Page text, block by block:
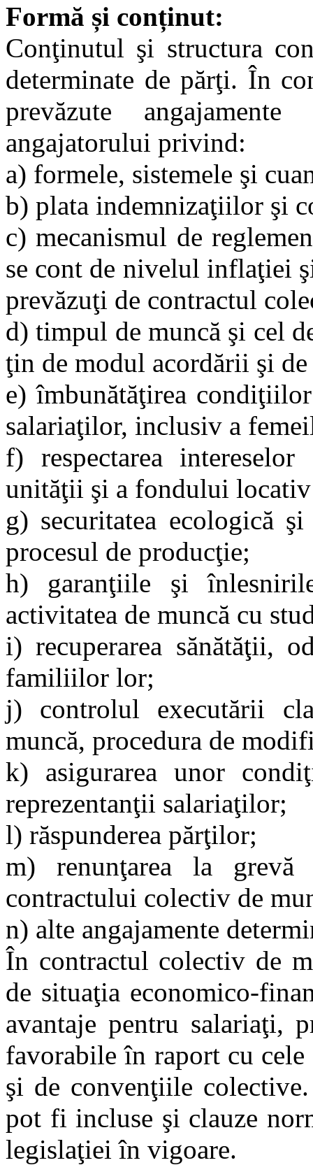
Formă și conținut:
Conţinutul şi structura
determinate de părţi. În
prevăzute
angajatorului privind:
a) formele, sistemele şi
b) plata indemnizaţiilor şi
c) mecanismul de
se cont de nivelul inflaţiei
prevăzuţi de contractul
d) timpul de muncă şi cel
ţin de modul acordării şi
e) îmbunătăţirea
salariaţilor, inclusiv a
f) respectarea
unităţii şi a fondului locativ
g) securitatea ecologică
procesul de producţie;
h) garanţiile şi
activitatea de muncă cu
i) recuperarea sănătăţii,
familiilor lor;
j) controlul executării
muncă, procedura de
k) asigurarea unor
reprezentanţii salariaţilor;
l) răspunderea părţilor;
m) renunţarea la
contractului colectiv de
n) alte angajamente
În contractul colectiv de
de situaţia economico-
avantaje pentru salariaţi,
favorabile în raport cu
şi de convenţiile
pot fi incluse şi clauze
legislaţiei în vigoare.